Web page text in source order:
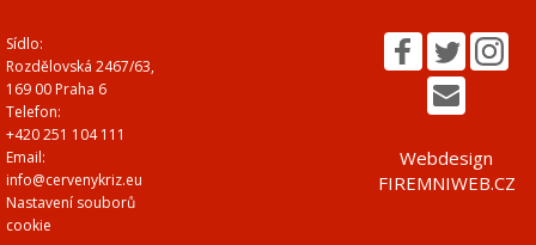
Sídlo:
Rozdělovská 2467/63,
169 00 Praha 6
Telefon:
+420 251 104 111
Email:
info@cervenykriz.eu
Nastavení souborů
cookie
Webdesign
FIREMNIWEB.CZ